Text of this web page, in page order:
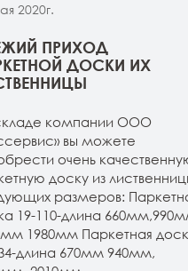
2020г.
ПРИХОД
ДОСКИ ИХ
компании ООО
вы можете
очень
доску из
размеров:
19-110-длина
1980мм Паркетная
длина 670мм 940мм,